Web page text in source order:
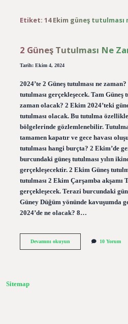
Etiket: 14 Ekim güneş
2 Güneş Tutulması Ne
Tarih: Ekim 4, 2024
2024’te 2 Güneş tutulması ne
tutulması gerçekleşecek. Tam Güneş
zaman olacak? 2 Ekim 2024’teki
tutulması olacak. Bu tutulma özellikle
bölgelerinde gözlemlenebilir. Tutulma
tamamen kapatır ve gece havası
tutulması hangi burçta? 2 Ekim’de
burcundaki güneş tutulması yılın
gerçekleşecektir. 2 Ekim Güneş
tutulması 2 Ekim Çarşamba akşamı
gerçekleşecek. Terazi burcundaki
Güney Düğüm yönünde kavuşumda
2024’de ne olacak? 8…
Devamını okuyun2
10 Yorum
Sitemap